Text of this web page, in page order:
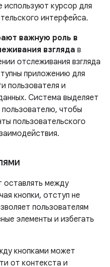
используют курсор для
интерфейса.
важную роль в
взгляда в
отслеживания взгляда
приложению для
пользователя и
Система выделяет
чтобы
пользовательского
оставлять между
кнопки, отступ не
пользователям
элементы и избегать
кнопками может
от контекста и